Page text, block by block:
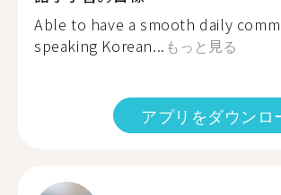
Able to have a smooth daily
speaking Korean... もっと見る
アプリをダウンロ